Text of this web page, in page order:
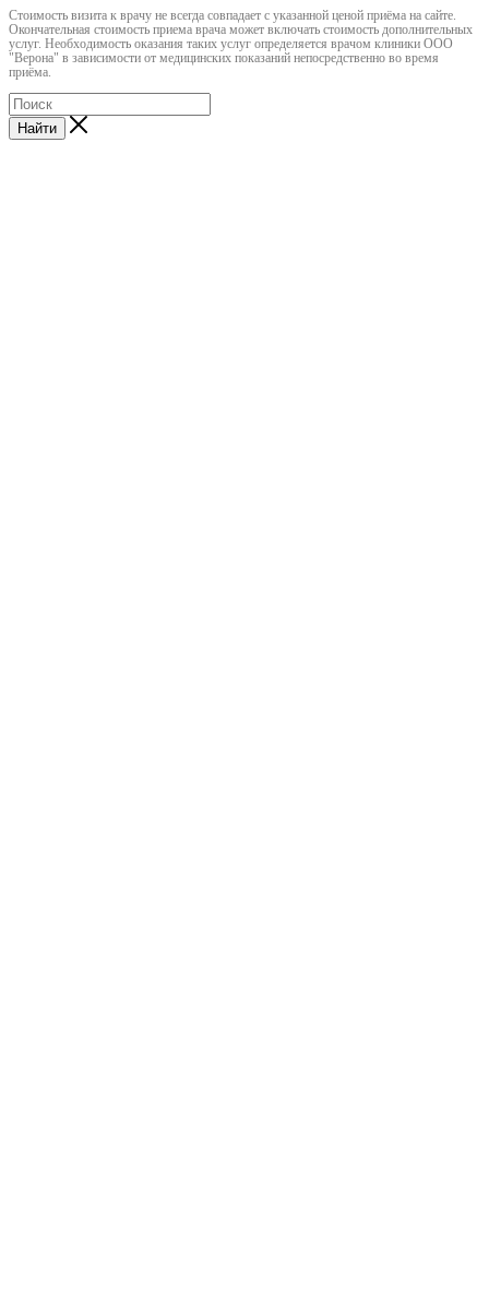
Cтоимость визита к врачу не всегда совпадает с указанной ценой приёма на сайте.
Окончательная стоимость приема врача может включать стоимость дополнительных
услуг. Необходимость оказания таких услуг определяется врачом клиники ООО
"Верона" в зависимости от медицинских показаний непосредственно во время
приёма.
Найти